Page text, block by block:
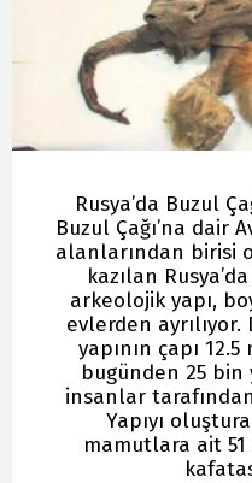
Rusya’da Buzul
Buzul Çağı’na dair
alanlarından birisi
kazılan
arkeolojik yapı,
evlerden
yapının çapı
bugünden 25 bin
insanlar
Yapıyı
mamutlara ait